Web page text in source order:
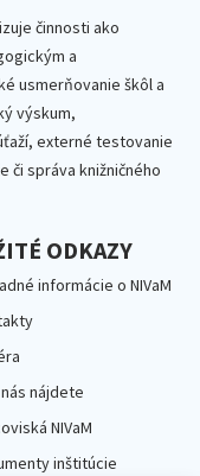
činnosti ako
a
usmerňovanie škôl a
výskum,
externé testovanie
či správa knižničného
ODKAZY
informácie o NIVaM
nájdete
NIVaM
inštitúcie